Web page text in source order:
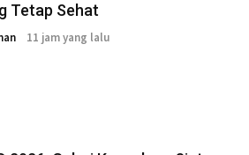
Tetap Sehat
11 jam yang lalu